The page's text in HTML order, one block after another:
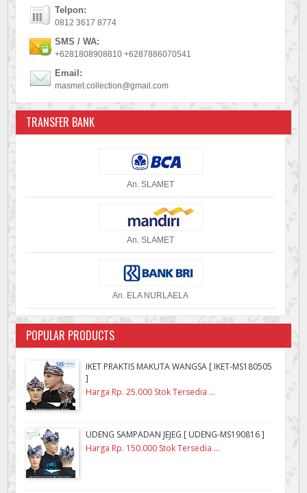
Telpon:
0812 3617 8774
SMS / WA:
+6281808908810 +6287886070541
Email:
masmet.collection@gmail.com
TRANSFER BANK
An. SLAMET
An. SLAMET
An. ELA NURLAELA
POPULAR PRODUCTS
IKET PRAKTIS MAKUTA WANGSA [ IKET-MS180505
]
Harga Rp. 25.000 Stok Tersedia ...
UDENG SAMPADAN JEJEG [ UDENG-MS190816 ]
Harga Rp. 150.000 Stok Tersedia ...